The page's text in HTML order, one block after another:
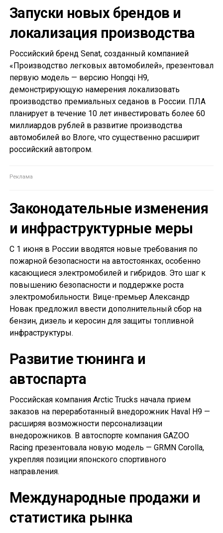
Запуски новых брендов и
локализация производства
Российский бренд Senat, созданный компанией
«Производство легковых автомобилей», презентовал
первую модель — версию Hongqi H9,
демонстрирующую намерения локализовать
производство премиальных седанов в России. ПЛА
планирует в течение 10 лет инвестировать более 60
миллиардов рублей в развитие производства
автомобилей во Влоге, что существенно расширит
российский автопром.
Законодательные изменения
и инфраструктурные меры
С 1 июня в России вводятся новые требования по
пожарной безопасности на автостоянках, особенно
касающиеся электромобилей и гибридов. Это шаг к
повышению безопасности и поддержке роста
электромобильности. Вице-премьер Александр
Новак предложил ввести дополнительный сбор на
бензин, дизель и керосин для защиты топливной
инфраструктуры.
Развитие тюнинга и
автоспарта
Российская компания Arctic Trucks начала прием
заказов на переработанный внедорожник Haval H9 —
расширяя возможности персонализации
внедорожников. В автоспорте компания GAZOO
Racing презентовала новую модель — GRMN Corolla,
укрепляя позиции японского спортивного
направления.
Международные продажи и
статистика рынка